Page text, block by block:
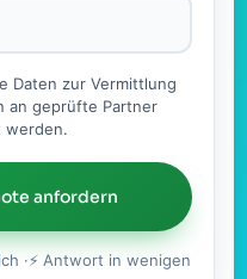
Daten zur Vermittlung
an geprüfte Partner
werden.
anfordern
·⚡ Antwort in wenigen